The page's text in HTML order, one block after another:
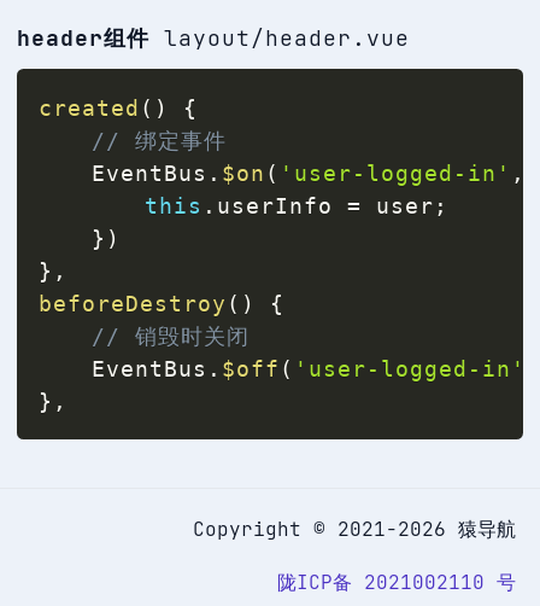
header组件 layout/header.vue
created ( )
{
// 绑定事件
	EventBus
. $on ( 'user-logged-in' ,
this . userInfo = user ;
} )
} ,
beforeDestroy ( )
{
// 销毁时关闭
	EventBus
. $off ( 'user-logged-in'
} ,
Copyright © 2021-2026 猿导航
陇ICP备 2021002110 号